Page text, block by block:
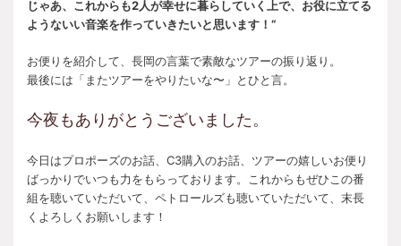
じゃあ、これからも2人が幸せに暮らしていく上で、お役に立てる
ようないい音楽を作っていきたいと思います！“
お便りを紹介して、長岡の言葉で素敵なツアーの振り返り。
最後には「またツアーをやりたいな〜」とひと言。
今夜もありがとうございました。
今日はプロポーズのお話、C3購入のお話、ツアーの嬉しいお便り
ばっかりでいつも力をもらっております。これからもぜひこの番
組を聴いていただいて、ペトロールズも聴いていただいて、末長
くよろしくお願いします！